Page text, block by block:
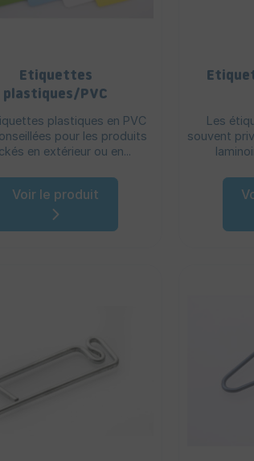
Etiquettes
plastiques/PVC
plastiques en PVC
pour les produits
en extérieur ou en...
Voir le produit
Les
souvent